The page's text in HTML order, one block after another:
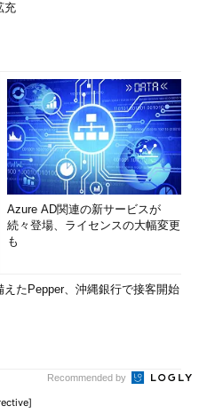
充
Azure AD関連の新サービスが
続々登場、ライセンスの大幅変更
も
えたPepper、沖縄銀行で接客開始
Recommended by